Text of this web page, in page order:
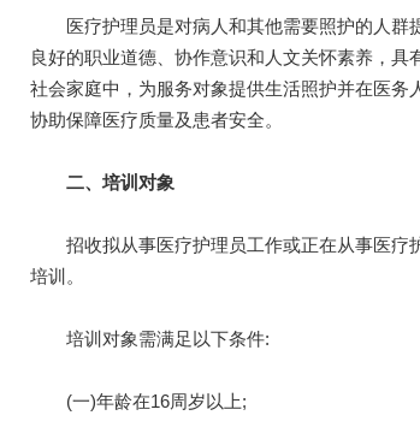
医疗护理员是对病人和其他需要照护的人群
良好的职业道德、协作意识和人文关怀素养，
社会家庭中，为服务对象提供生活照护并在医
协助保障医疗质量及患者安全。
二、培训对象
招收拟从事医疗护理员工作或正在从事医疗
培训。
培训对象需满足以下条件:
(一)年龄在16周岁以上;